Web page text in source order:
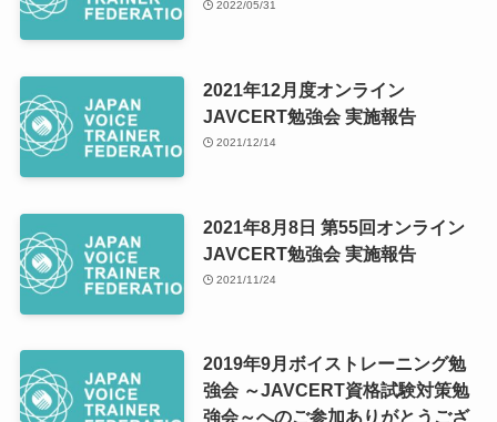
2022/05/31
2021年12月度オンライン
JAVCERT勉強会 実施報告
2021/12/14
2021年8月8日 第55回オンライン
JAVCERT勉強会 実施報告
2021/11/24
2019年9月ボイストレーニング勉
強会 ～JAVCERT資格試験対策勉
強会～へのご参加ありがとうござ